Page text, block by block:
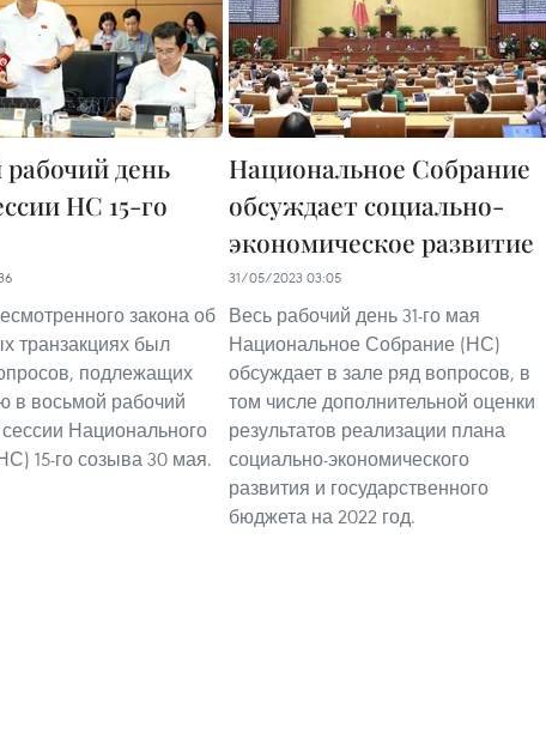
день
НС 15-го
закона об
транзакциях был
подлежащих
в восьмой рабочий
Национального
15-го созыва 30 мая.
Национальное Собрание
обсуждает социально-
экономическое развитие
31/05/2023 03:05
Весь рабочий день 31-го мая
Национальное Собрание (НС)
обсуждает в зале ряд вопросов, в
том числе дополнительной оценки
результатов реализации плана
социально-экономического
развития и государственного
бюджета на 2022 год.